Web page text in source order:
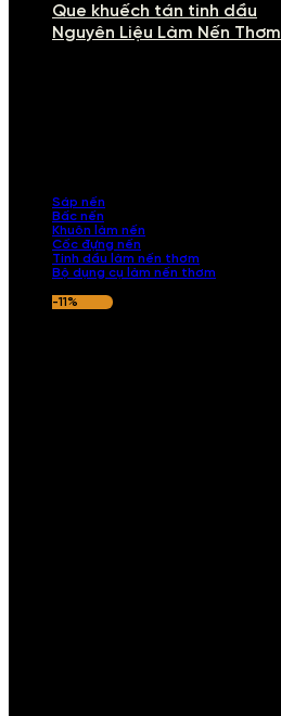
Que khuếch tán tinh dầu
Nguyên Liệu Làm Nến Thơm
Sáp nến
Bấc nến
Khuôn làm nến
Cốc đựng nến
Tinh dầu làm nến thơm
Bộ dụng cụ làm nến thơm
-11%